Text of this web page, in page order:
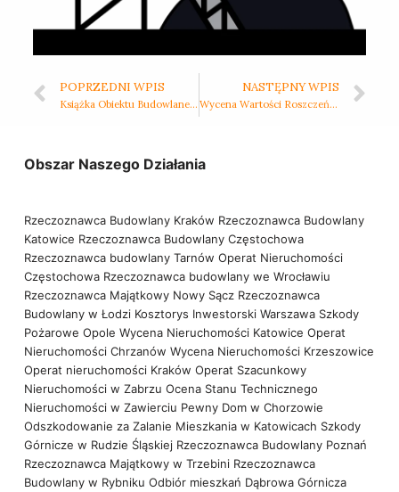
POPRZEDNI WPIS
Książka Obiektu Budowlanego
NASTĘPNY WPIS
Wycena Wartości Roszczeń po Zdarzeniach Katastrofalnych: Rola Biegłego Rzeczoznawcy Budowlanego i Biegłego Sądowego w Kontekście Nieuznania Odszkodowań przez Ubezpieczycieli
Obszar Naszego Działania
Rzeczoznawca Budowlany Kraków Rzeczoznawca Budowlany
Katowice Rzeczoznawca Budowlany Częstochowa
Rzeczoznawca budowlany Tarnów Operat Nieruchomości
Częstochowa Rzeczoznawca budowlany we Wrocławiu
Rzeczoznawca Majątkowy Nowy Sącz Rzeczoznawca
Budowlany w Łodzi Kosztorys Inwestorski Warszawa Szkody
Pożarowe Opole Wycena Nieruchomości Katowice Operat
Nieruchomości Chrzanów Wycena Nieruchomości Krzeszowice
Operat nieruchomości Kraków Operat Szacunkowy
Nieruchomości w Zabrzu Ocena Stanu Technicznego
Nieruchomości w Zawierciu Pewny Dom w Chorzowie
Odszkodowanie za Zalanie Mieszkania w Katowicach Szkody
Górnicze w Rudzie Śląskiej Rzeczoznawca Budowlany Poznań
Rzeczoznawca Majątkowy w Trzebini Rzeczoznawca
Budowlany w Rybniku Odbiór mieszkań Dąbrowa Górnicza